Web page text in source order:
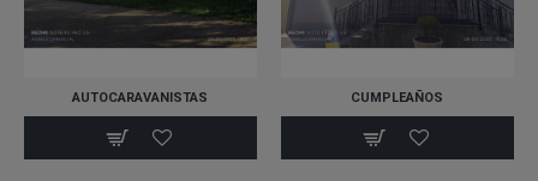
AUTOCARAVANISTAS CUMPLEAÑOS